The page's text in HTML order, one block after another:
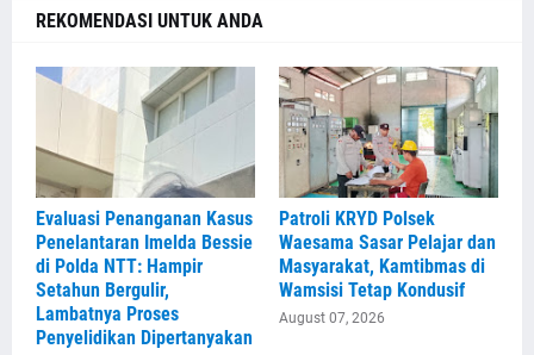
REKOMENDASI UNTUK ANDA
Evaluasi Penanganan Kasus
Penelantaran Imelda Bessie
di Polda NTT: Hampir
Setahun Bergulir,
Lambatnya Proses
Penyelidikan Dipertanyakan
Patroli KRYD Polsek
Waesama Sasar Pelajar dan
Masyarakat, Kamtibmas di
Wamsisi Tetap Kondusif
August 07, 2026